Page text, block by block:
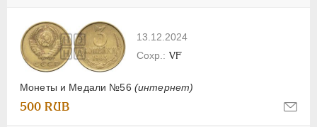
13.12.2024
Монеты и Медали №56 (интернет)
VF
500 RUB